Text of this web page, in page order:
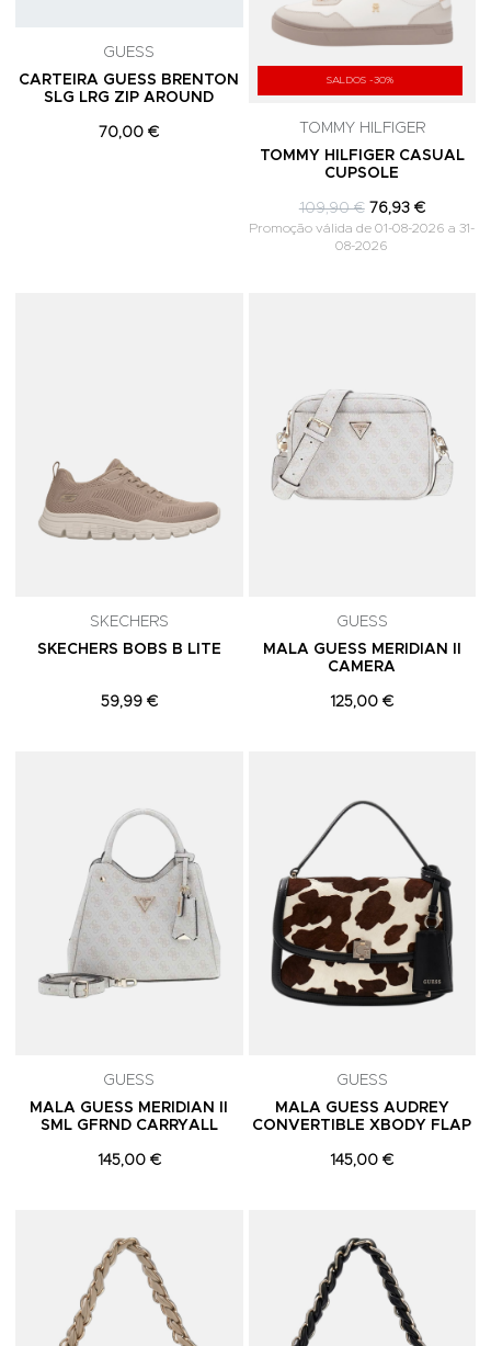
GUESS
CARTEIRA GUESS BRENTON
SLG LRG ZIP AROUND
70,00 €
SALDOS -30%
TOMMY HILFIGER
TOMMY HILFIGER CASUAL
CUPSOLE
109,90 € 76,93 €
Promoção válida de 01-08-2026 a 31-
08-2026
SKECHERS
SKECHERS BOBS B LITE
59,99 €
GUESS
MALA GUESS MERIDIAN II
CAMERA
125,00 €
GUESS
MALA GUESS MERIDIAN II
SML GFRND CARRYALL
145,00 €
GUESS
MALA GUESS AUDREY
CONVERTIBLE XBODY FLAP
145,00 €